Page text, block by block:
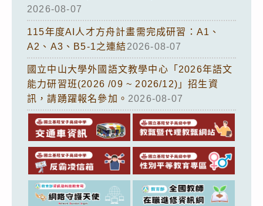
2026-08-07
115年度AI人才方舟計畫需完成研習：A1、
A2、A3、B5-1之連結2026-08-07
國立中山大學外國語文教學中心「2026年語文
能力研習班(2026 /09 ~ 2026/12)」招生資
訊，請踴躍報名參加。 2026-08-07